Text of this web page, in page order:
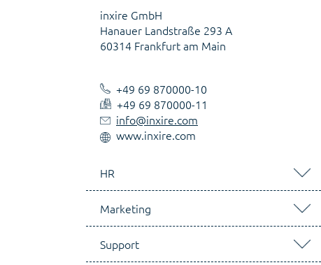
inxire GmbH
Hanauer Landstraße 293 A
60314 Frankfurt am Main
+49 69 870000-10
+49 69 870000-11
info@inxire.com
www.inxire.com
HR
Marketing
Support